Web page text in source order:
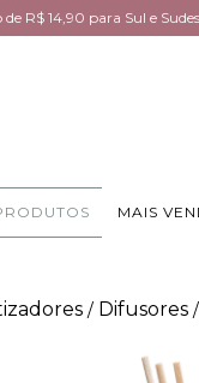
de R$ 14,90 para Sul e
MAIS
/ Difusores /